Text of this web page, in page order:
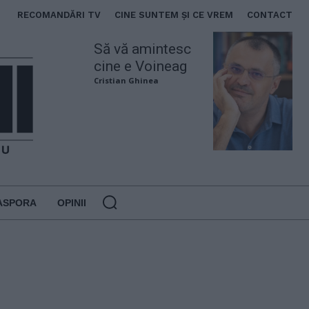
RECOMANDĂRI TV CINE SUNTEM ȘI CE VREM CONTACT
Să vă amintesc
cine e Voineag
Cristian Ghinea
OPINII